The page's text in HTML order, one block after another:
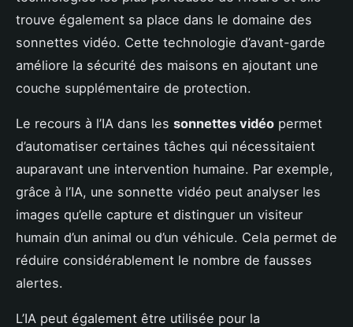
trouve également sa place dans le domaine des
sonnettes vidéo. Cette technologie d’avant-garde
améliore la sécurité des maisons en ajoutant une
couche supplémentaire de protection.
Le recours à l’IA dans les sonnettes vidéo permet
d’automatiser certaines tâches qui nécessitaient
auparavant une intervention humaine. Par exemple,
grâce à l’IA, une sonnette vidéo peut analyser les
images qu’elle capture et distinguer un visiteur
humain d’un animal ou d’un véhicule. Cela permet de
réduire considérablement le nombre de fausses
alertes.
L’IA peut également être utilisée pour la